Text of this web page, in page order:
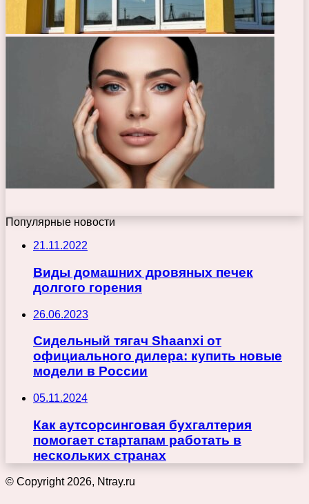
Популярные новости
21.11.2022
Виды домашних дровяных печек
долгого горения
26.06.2023
Сидельный тягач Shaanxi от
официального дилера: купить новые
модели в России
05.11.2024
Как аутсорсинговая бухгалтерия
помогает стартапам работать в
нескольких странах
© Copyright 2026, Ntray.ru